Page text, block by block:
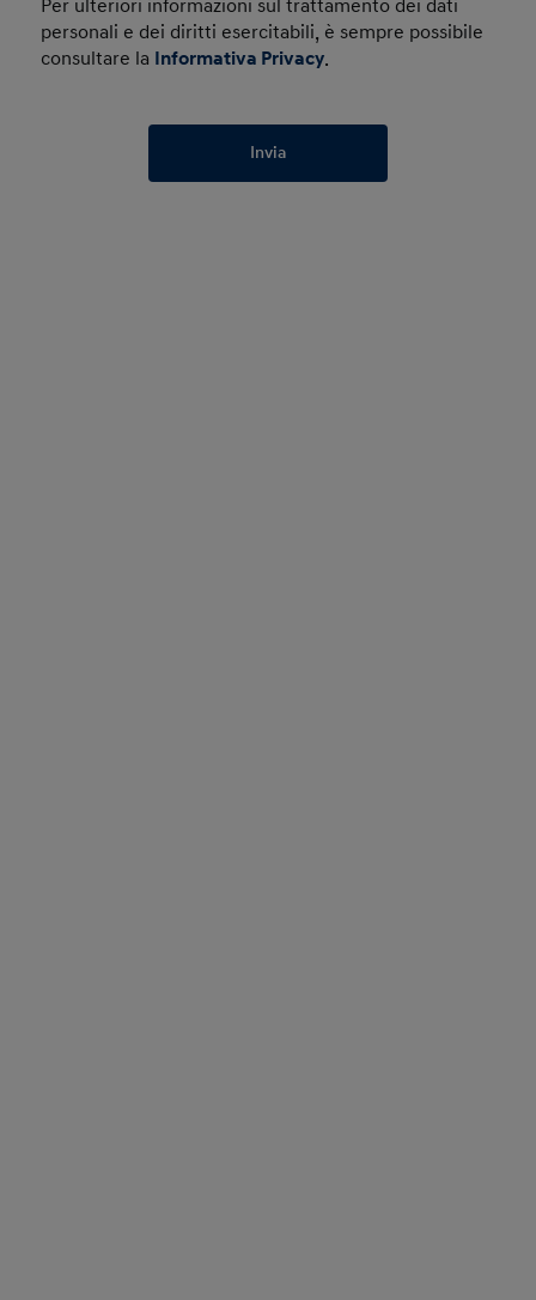
Per ulteriori informazioni sul trattamento dei dati
personali e dei diritti esercitabili, è sempre possibile
consultare la Informativa Privacy.
Invia